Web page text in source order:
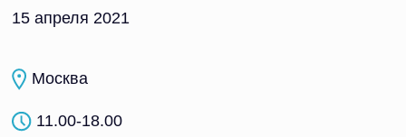
15 апреля 2021
Москва
11.00-18.00